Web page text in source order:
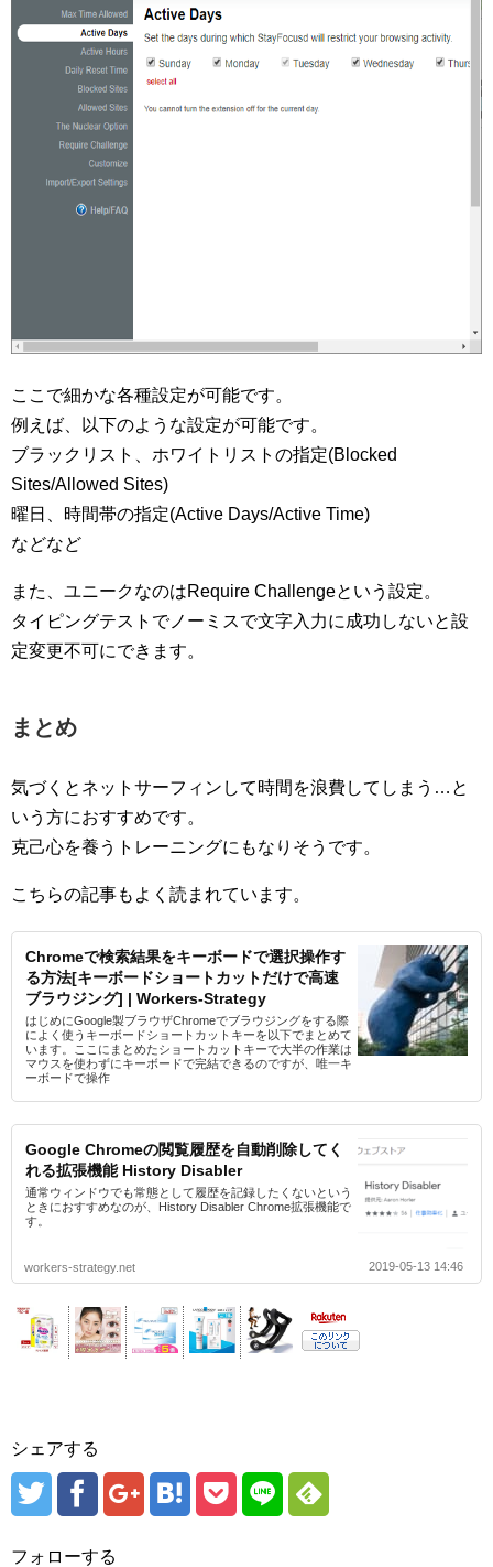
ここで細かな各種設定が可能です。
例えば、以下のような設定が可能です。
ブラックリスト、ホワイトリストの指定(Blocked
Sites/Allowed Sites)
曜日、時間帯の指定(Active Days/Active Time)
などなど
また、ユニークなのはRequire Challengeという設定。
タイピングテストでノーミスで文字入力に成功しないと設
定変更不可にできます。
まとめ
気づくとネットサーフィンして時間を浪費してしまう…と
いう方におすすめです。
克己心を養うトレーニングにもなりそうです。
こちらの記事もよく読まれています。
Chromeで検索結果をキーボードで選択操作す
る方法[キーボードショートカットだけで高速
ブラウジング] | Workers-Strategy
はじめにGoogle製ブラウザChromeでブラウジングをする際
によく使うキーボードショートカットキーを以下でまとめて
います。ここにまとめたショートカットキーで大半の作業は
マウスを使わずにキーボードで完結できるのですが、唯一キ
ーボードで操作
Google Chromeの閲覧履歴を自動削除してく
れる拡張機能 History Disabler
通常ウィンドウでも常態として履歴を記録したくないという
ときにおすすめなのが、History Disabler Chrome拡張機能で
す。
workers-strategy.net 2019-05-13 14:46
シェアする
フォローする